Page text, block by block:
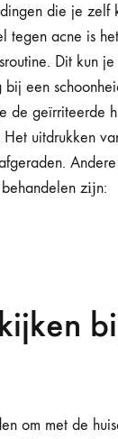
die je zelf
tegen acne is
Dit kun
een
de geïrriteerde
uitdrukken
zĳn:
om met de